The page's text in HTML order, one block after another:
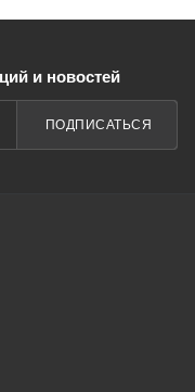
и новостей
ПОДПИСАТЬСЯ